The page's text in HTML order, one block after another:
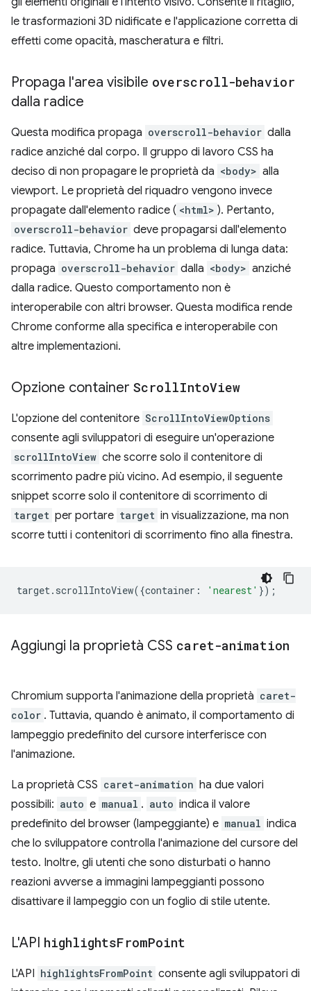
le trasformazioni 3D nidificate e l'applicazione corretta di
effetti come opacità, mascheratura e filtri.
Propaga l'area visibile overscroll-behavior
dalla radice
Questa modifica propaga overscroll-behavior dalla
radice anziché dal corpo. Il gruppo di lavoro CSS ha
deciso di non propagare le proprietà da <body> alla
viewport. Le proprietà del riquadro vengono invece
propagate dall'elemento radice ( <html> ). Pertanto,
overscroll-behavior deve propagarsi dall'elemento
radice. Tuttavia, Chrome ha un problema di lunga data:
propaga overscroll-behavior dalla <body> anziché
dalla radice. Questo comportamento non è
interoperabile con altri browser. Questa modifica rende
Chrome conforme alla specifica e interoperabile con
altre implementazioni.
Opzione container ScrollIntoView
L'opzione del contenitore ScrollIntoViewOptions
consente agli sviluppatori di eseguire un'operazione
scrollIntoView che scorre solo il contenitore di
scorrimento padre più vicino. Ad esempio, il seguente
snippet scorre solo il contenitore di scorrimento di
target per portare target in visualizzazione, ma non
scorre tutti i contenitori di scorrimento fino alla finestra.
target. scrollIntoView({container : 'nearest' });
Aggiungi la proprietà CSS caret-animation
Chromium supporta l'animazione della proprietà caret-
color . Tuttavia, quando è animato, il comportamento di
lampeggio predefinito del cursore interferisce con
l'animazione.
La proprietà CSS caret-animation ha due valori
possibili: auto e manual . auto indica il valore
predefinito del browser (lampeggiante) e manual indica
che lo sviluppatore controlla l'animazione del cursore del
testo. Inoltre, gli utenti che sono disturbati o hanno
reazioni avverse a immagini lampeggianti possono
disattivare il lampeggio con un foglio di stile utente.
L'API highlightsFromPoint
L'API highlightsFromPoint consente agli sviluppatori di